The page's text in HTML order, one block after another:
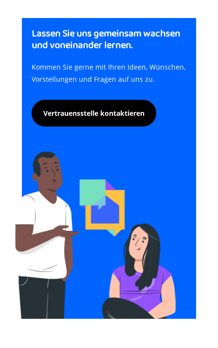
Lassen Sie uns gemeinsam wachsen
und voneinander lernen.
Kommen Sie gerne mit Ihren Ideen, Wünschen,
Vorstellungen und Fragen auf uns zu.
Vertrauensstelle kontaktieren